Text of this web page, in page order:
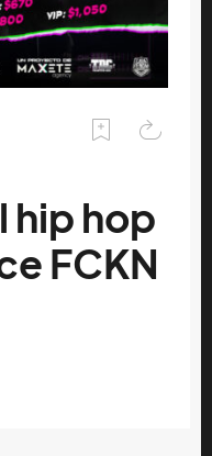
hip hop
FCKN